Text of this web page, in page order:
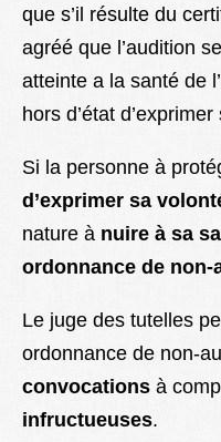
que s’il résulte du
agréé que l’audition
atteinte a la santé de
hors d’état
Si la personne à
d’exprimer sa
nature à nuire à sa
ordonnance de non-
Le juge des tutelles
ordonnance de non-
convocations à
infructueuses.